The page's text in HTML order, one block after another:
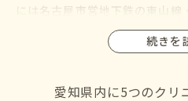
には名古屋市営地下鉄の東山線
鉄バス・名古屋市営バスも名古
名古屋市の千種区・東区・北区
区・名東区・天白区にお住いの
続きを
愛知県内に5つのクリ